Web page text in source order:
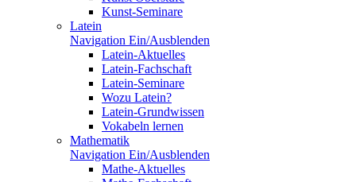
Kunst-Seminare
Latein
Navigation Ein/Ausblenden
Latein-Aktuelles
Latein-Fachschaft
Latein-Seminare
Wozu Latein?
Latein-Grundwissen
Vokabeln lernen
Mathematik
Navigation Ein/Ausblenden
Mathe-Aktuelles